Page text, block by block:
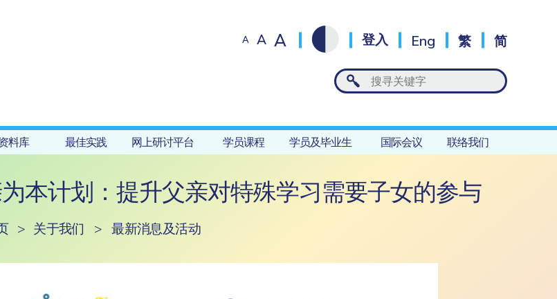
A A A 登入 Eng 繁 简
料库 最佳实践 网上研讨平台 学员课程 学员及毕业生 国际会议 联络我们
本计划：提升父亲对特殊学习需要子女的参与
> 关于我们 > 最新消息及活动